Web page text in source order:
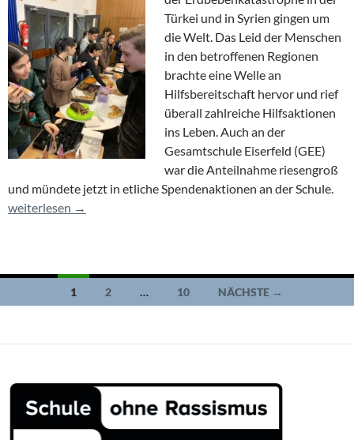
Türkei und in Syrien gingen um
die Welt. Das Leid der Menschen
in den betroffenen Regionen
brachte eine Welle an
Hilfsbereitschaft hervor und rief
überall zahlreiche Hilfsaktionen
ins Leben. Auch an der
Gesamtschule Eiserfeld (GEE)
war die Anteilnahme riesengroß
und mündete jetzt in etliche Spendenaktionen an der Schule.
Wann machen wir das wieder?
weiterlesen →
Beitragsnavigation
1 2 … 10 NÄCHSTE →